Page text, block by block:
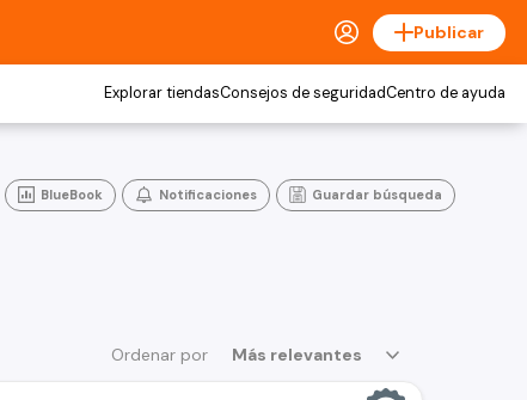
Publicar
Explorar tiendasConsejos de seguridadCentro de ayuda
BlueBook Notificaciones Guardar búsqueda
Ordenar por Más relevantes